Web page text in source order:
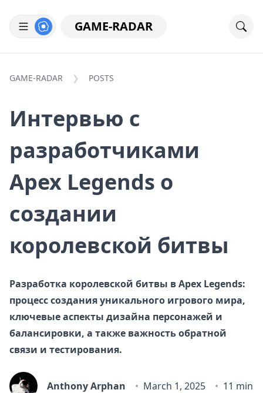
GAME-RADAR
GAME-RADAR POSTS
Интервью с
разработчиками
Apex Legends о
создании
королевской битвы
Разработка королевской битвы в Apex Legends:
процесс создания уникального игрового мира,
ключевые аспекты дизайна персонажей и
балансировки, а также важность обратной
связи и тестирования.
Anthony Arphan March 1, 2025 11 min